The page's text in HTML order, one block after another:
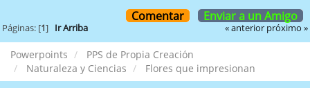
Comentar Enviar a un Amigo
Páginas: [1] Ir Arriba « anterior próximo »
Powerpoints
PPS de Propia Creación
Naturaleza y Ciencias
Flores que impresionan